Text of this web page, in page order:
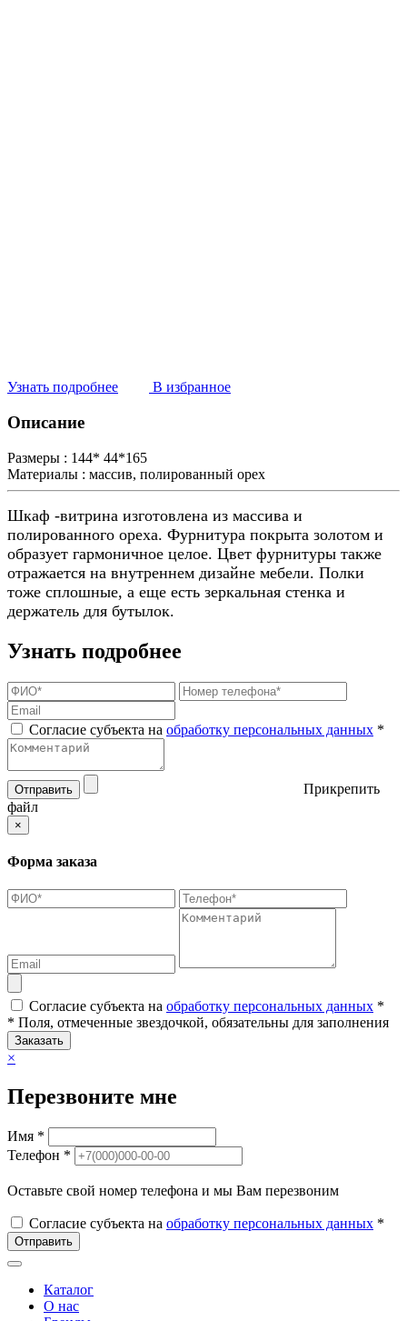
Узнать подробнее В избранное
Описание
Размеры : 144* 44*165
Материалы : массив, полированный орех
Шкаф -витрина изготовлена ​​из массива и
полированного ореха. Фурнитура покрыта золотом и
образует гармоничное целое. Цвет фурнитуры также
отражается на внутреннем дизайне мебели. Полки
тоже сплошные, а еще есть зеркальная стенка и
держатель для бутылок.
Узнать подробнее
Согласие субъекта на обработку персональных данных *
Отправить
Прикрепить
файл
×
Форма заказа
Согласие субъекта на обработку персональных данных *
* Поля, отмеченные звездочкой, обязательны для заполнения
Заказать
×
Перезвоните мне
Имя *
Телефон *
Оставьте свой номер телефона и мы Вам перезвоним
Согласие субъекта на обработку персональных данных *
Отправить
Каталог
О нас